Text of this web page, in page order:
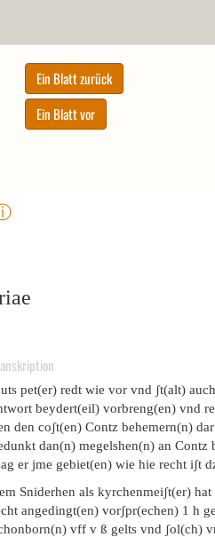
pet(er) redt wie vor vnd ʃt(alt)
beydert(eil) vorbreng(en) vnd
den coʃt(en) Contz behemern(n)
dan(n) megelshen(n) an Contz
er jme gebiet(en) wie hie recht iʃt
Sniderhen als kyrchenmeiʃt(er)
angedingt(en) vorʃpr(echen) 1 h
vff v ß gelts vnd ʃol(ch)